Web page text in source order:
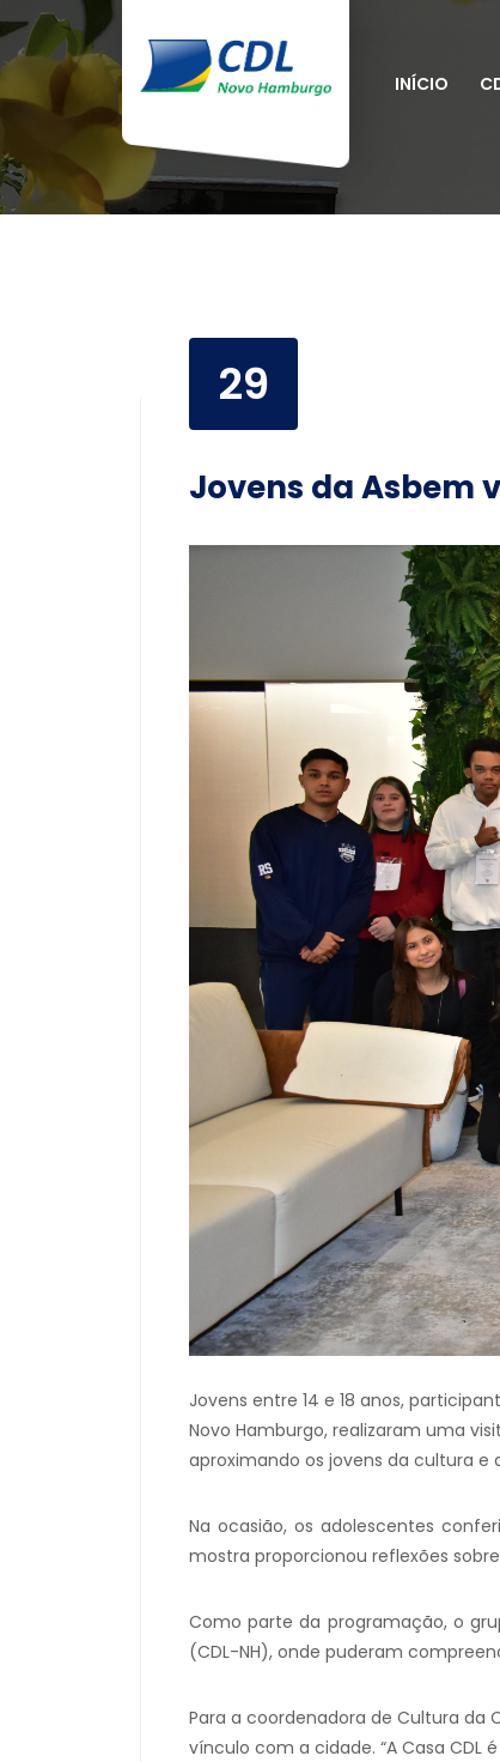
INÍCIO
29
Jovens da Asbem
Jovens entre 14 e 18 anos,
Novo Hamburgo, realizaram uma
aproximando os jovens da cultura e
Na ocasião, os adolescentes
mostra proporcionou reflexões
Como parte da programação, o
(CDL-NH), onde puderam
Para a coordenadora de Cultura da
vínculo com a cidade. “A Casa